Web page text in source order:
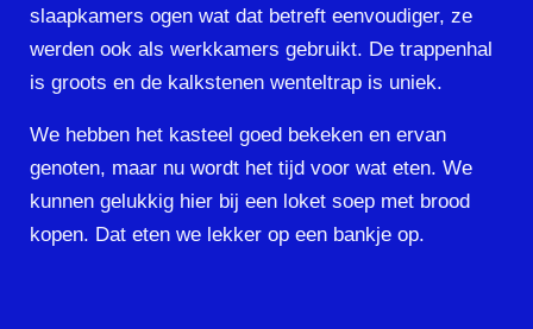
slaapkamers ogen wat dat betreft eenvoudiger, ze
werden ook als werkkamers gebruikt. De trappenhal
is groots en de kalkstenen wenteltrap is uniek.
We hebben het kasteel goed bekeken en ervan
genoten, maar nu wordt het tijd voor wat eten. We
kunnen gelukkig hier bij een loket soep met brood
kopen. Dat eten we lekker op een bankje op.